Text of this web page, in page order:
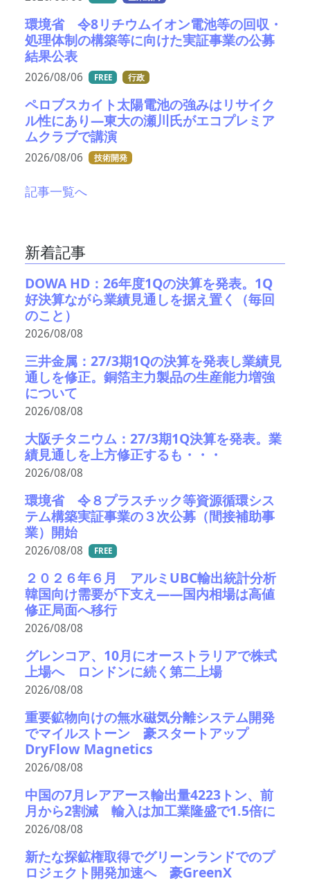
環境省 令8リチウムイオン電池等の回収・
処理体制の構築等に向けた実証事業の公募
結果公表
2026/08/06 FREE 行政
ペロブスカイト太陽電池の強みはリサイク
ル性にあり―東大の瀬川氏がエコプレミア
ムクラブで講演
2026/08/06 技術開発
記事一覧へ
新着記事
DOWA HD：26年度1Qの決算を発表。1Q
好決算ながら業績見通しを据え置く（毎回
のこと）
2026/08/08
三井金属：27/3期1Qの決算を発表し業績見
通しを修正。銅箔主力製品の生産能力増強
について
2026/08/08
大阪チタニウム：27/3期1Q決算を発表。業
績見通しを上方修正するも・・・
2026/08/08
環境省 令８プラスチック等資源循環シス
テム構築実証事業の３次公募（間接補助事
業）開始
2026/08/08 FREE
２０２６年６月 アルミUBC輸出統計分析
韓国向け需要が下支え――国内相場は高値
修正局面へ移行
2026/08/08
グレンコア、10月にオーストラリアで株式
上場へ ロンドンに続く第二上場
2026/08/08
重要鉱物向けの無水磁気分離システム開発
でマイルストーン 豪スタートアップ
DryFlow Magnetics
2026/08/08
中国の7月レアアース輸出量4223トン、前
月から2割減 輸入は加工業隆盛で1.5倍に
2026/08/08
新たな探鉱権取得でグリーンランドでのプ
ロジェクト開発加速へ 豪GreenX